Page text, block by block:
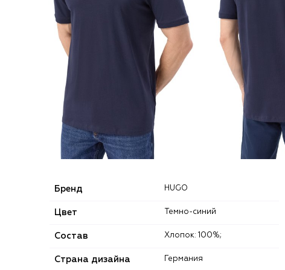
Бренд HUGO
Цвет Темно-синий
Состав Хлопок: 100%;
Страна дизайна Германия